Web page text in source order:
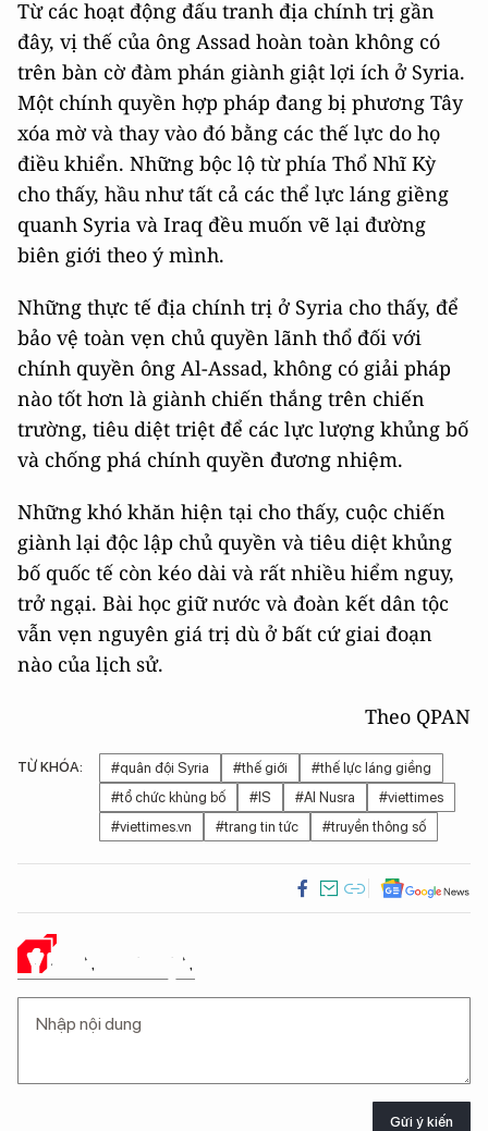
Từ các hoạt động đấu tranh địa chính trị gần
đây, vị thế của ông Assad hoàn toàn không có
trên bàn cờ đàm phán giành giật lợi ích ở Syria.
Một chính quyền hợp pháp đang bị phương Tây
xóa mờ và thay vào đó bằng các thế lực do họ
điều khiển. Những bộc lộ từ phía Thổ Nhĩ Kỳ
cho thấy, hầu như tất cả các thể lực láng giềng
quanh Syria và Iraq đều muốn vẽ lại đường
biên giới theo ý mình.
Những thực tế địa chính trị ở Syria cho thấy, để
bảo vệ toàn vẹn chủ quyền lãnh thổ đối với
chính quyền ông Al-Assad, không có giải pháp
nào tốt hơn là giành chiến thắng trên chiến
trường, tiêu diệt triệt để các lực lượng khủng bố
và chống phá chính quyền đương nhiệm.
Những khó khăn hiện tại cho thấy, cuộc chiến
giành lại độc lập chủ quyền và tiêu diệt khủng
bố quốc tế còn kéo dài và rất nhiều hiểm nguy,
trở ngại. Bài học giữ nước và đoàn kết dân tộc
vẫn vẹn nguyên giá trị dù ở bất cứ giai đoạn
nào của lịch sử.
Theo QPAN
TỪ KHÓA: #quân đội Syria #thế giới
#thế lực láng giềng
#tổ chức khủng bố
#IS #Al Nusra
#viettimes
#viettimes.vn
#trang tin tức #truyền thông số
Ý KIẾN CỦA BẠN
Gửi ý kiến